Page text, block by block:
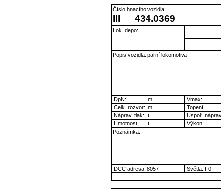
Číslo hnacího vozidla:
III 434.0369
Lok. depo:
Popis vozidla: parní lokomotiva
DpN: m
Vmax:
Celk. rozvor: m
Topení:
Náprav. tlak:
t
Uspoř.
Hmotnost:
t
Výkon:
Poznámka:
DCC adresa: 8057 Světla: F0